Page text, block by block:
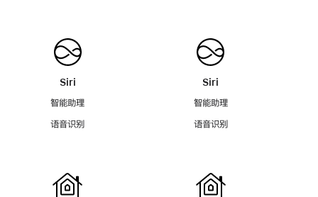
Siri
智能助理
语音识别
Siri
智能助理
语音识别